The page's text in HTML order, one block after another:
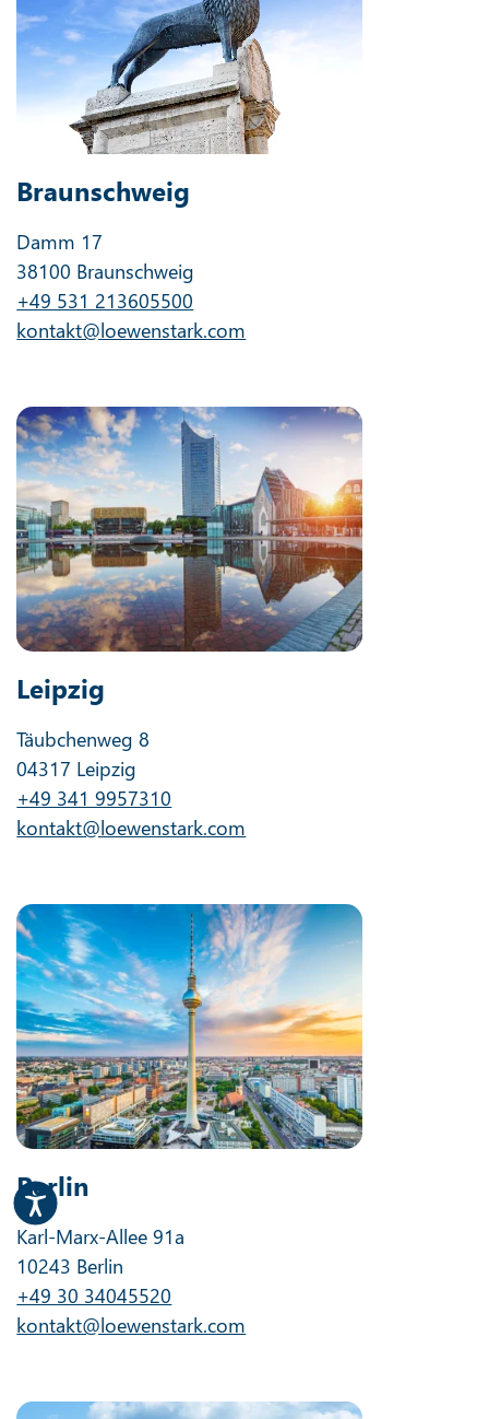
Braunschweig
Damm 17
38100 Braunschweig
+49 531 213605500
kontakt@loewenstark.com
Leipzig
Täubchenweg 8
04317 Leipzig
+49 341 9957310
kontakt@loewenstark.com
Berlin
Karl-Marx-Allee 91a
10243 Berlin
+49 30 34045520
kontakt@loewenstark.com